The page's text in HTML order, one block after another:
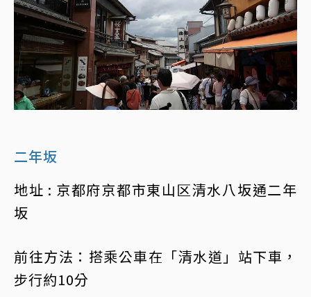
二年坂
地址 : 京都府京都市東山区清水八坂通二年
坂
前往方法：搭乘公車在「清水道」站下車，
步行約10分